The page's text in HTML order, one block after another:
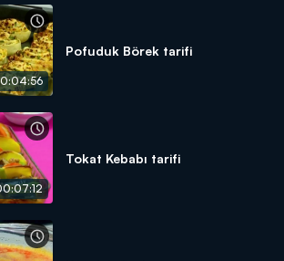
Pofuduk Börek tarifi
Tokat Kebabı tarifi